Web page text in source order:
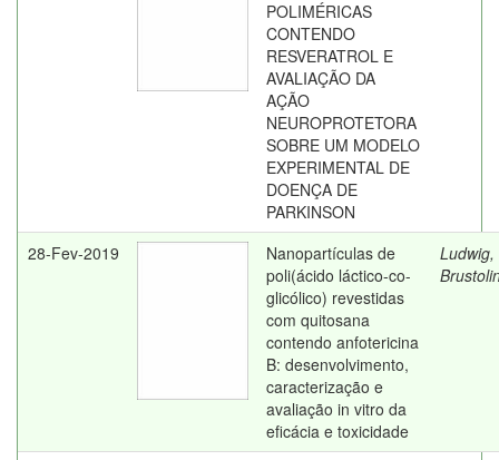
POLIMÉRICAS
CONTENDO
RESVERATROL E
AVALIAÇÃO DA
AÇÃO
NEUROPROTETORA
SOBRE UM MODELO
EXPERIMENTAL DE
DOENÇA DE
PARKINSON
28-Fev-2019
Nanopartículas de
poli(ácido láctico-co-
glicólico) revestidas
com quitosana
contendo anfotericina
B: desenvolvimento,
caracterização e
avaliação in vitro da
eficácia e toxicidade
Ludwig,